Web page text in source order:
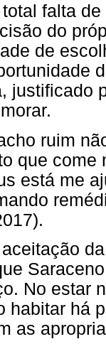
falta
do
de
justificado
ruim
que come
está me
No estar
habitar há
as